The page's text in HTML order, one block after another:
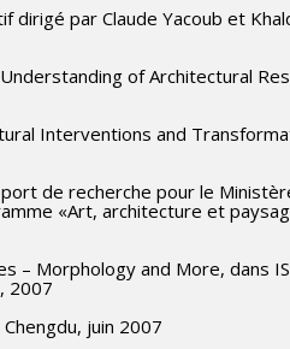
par Claude Yacoub et
of Architectural
Interventions and
de recherche pour le
«Art, architecture et
– Morphology and More, dans
2007
juin 2007